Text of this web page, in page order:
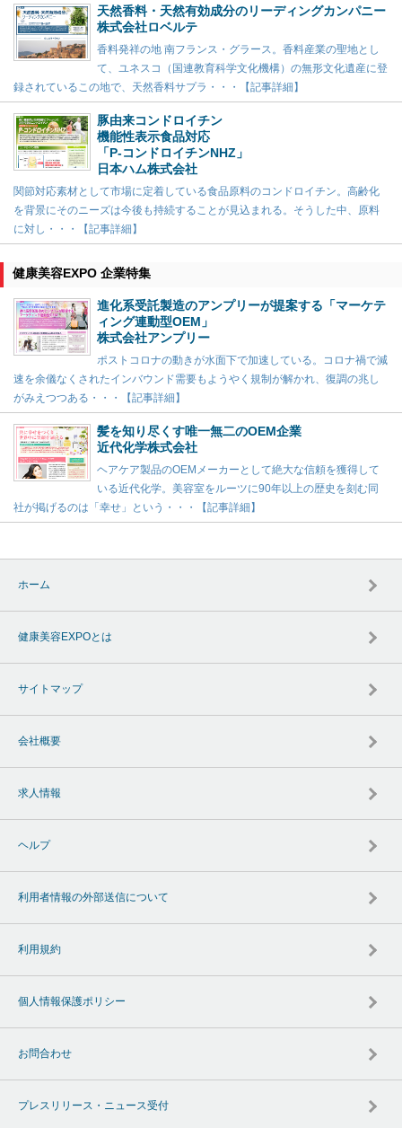
天然香料・天然有効成分のリーディングカンパニー
株式会社ロベルテ
香料発祥の地 南フランス・グラース。香料産業の聖地とし
て、ユネスコ（国連教育科学文化機構）の無形文化遺産に登
録されているこの地で、天然香料サプラ・・・【記事詳細】
豚由来コンドロイチン
機能性表示食品対応
「P-コンドロイチンNHZ」
日本ハム株式会社
関節対応素材として市場に定着している食品原料のコンドロイチン。高齢化
を背景にそのニーズは今後も持続することが見込まれる。そうした中、原料
に対し・・・【記事詳細】
健康美容EXPO 企業特集
進化系受託製造のアンプリーが提案する「マーケテ
ィング連動型OEM」
株式会社アンプリー
ポストコロナの動きが水面下で加速している。コロナ禍で減
速を余儀なくされたインバウンド需要もようやく規制が解かれ、復調の兆し
がみえつつある・・・【記事詳細】
髪を知り尽くす唯一無二のOEM企業
近代化学株式会社
ヘアケア製品のOEMメーカーとして絶大な信頼を獲得して
いる近代化学。美容室をルーツに90年以上の歴史を刻む同
社が掲げるのは「幸せ」という・・・【記事詳細】
ホーム
健康美容EXPOとは
サイトマップ
会社概要
求人情報
ヘルプ
利用者情報の外部送信について
利用規約
個人情報保護ポリシー
お問合わせ
プレスリリース・ニュース受付